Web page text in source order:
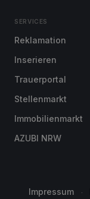
SERVICES
Reklamation
Inserieren
Trauerportal
Stellenmarkt
Immobilienmarkt
AZUBI NRW
Impressum